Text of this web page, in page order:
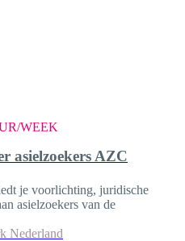
WEEK
asielzoekers AZC
je voorlichting, juridische
asielzoekers van de
Nederland